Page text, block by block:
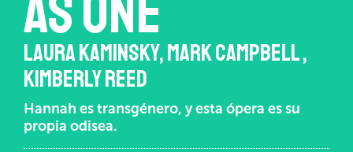
LAURA KAMINSKY, MARK CAMPBELL ,
KIMBERLY REED
Hannah es transgénero, y esta ópera es su
propia odisea.